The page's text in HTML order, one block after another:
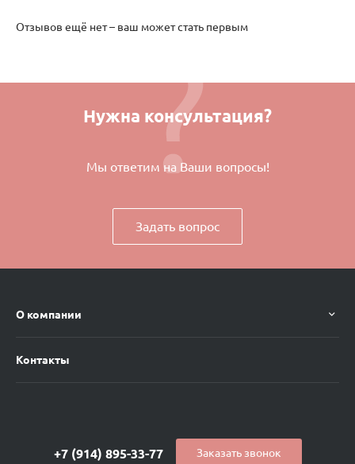
Отзывов ещё нет – ваш может стать первым
Нужна консультация?
Мы ответим на Ваши вопросы!
Задать вопрос
О компании
Контакты
+7 (914) 895-33-77 Заказать звонок